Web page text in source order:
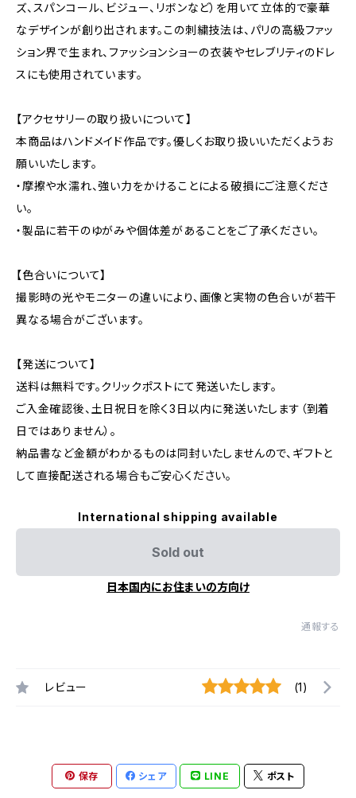
ズ、スパンコール、ビジュー、リボンなど）を用いて立体的で豪華
なデザインが創り出されます。この刺繍技法は、パリの高級ファッ
ション界で生まれ、ファッションショーの衣装やセレブリティのドレ
スにも使用されています。
【アクセサリーの取り扱いについて】
本商品はハンドメイド作品です。優しくお取り扱いいただくようお
願いいたします。
・摩擦や水濡れ、強い力をかけることによる破損にご注意くださ
い。
・製品に若干のゆがみや個体差があることをご了承ください。
【色合いについて】
撮影時の光やモニターの違いにより、画像と実物の色合いが若干
異なる場合がございます。
【発送について】
送料は無料です。クリックポストにて発送いたします。
ご入金確認後、土日祝日を除く3日以内に発送いたします（到着
日ではありません）。
納品書など金額がわかるものは同封いたしませんので、ギフトと
して直接配送される場合もご安心ください。
International shipping available
Sold out
日本国内にお住まいの方向け
通報する
レビュー (1)
保存 シェア LINE ポスト